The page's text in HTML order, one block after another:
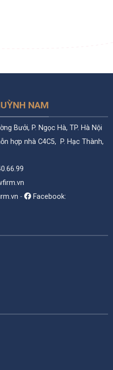
NAM
Bưởi, P. Ngọc Hà, TP. Hà Nội
hợp nhà C4C5, P. Hạc Thành,
-
Facebook: